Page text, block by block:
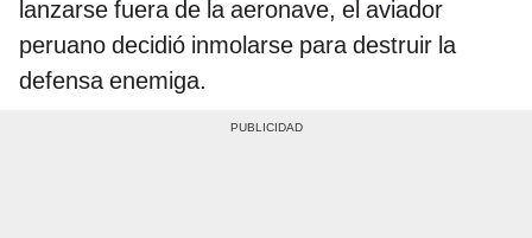
lanzarse fuera de la aeronave, el aviador
peruano decidió inmolarse para destruir la
defensa enemiga.